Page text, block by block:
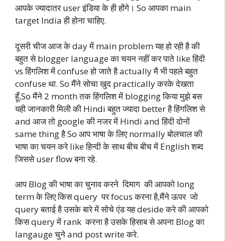
आपके ज्यादातर user इंडिया के ही होंगे। So आपका main
target India ही होना चाहिए.
दूसरी चीज आज के day में main problem यह हो रही है की
बहुत से blogger language का चयन नहीं कर पाते like हिंदी
vs हिंगलिश में confuse हो जाते है actually मै भी पहले बहुत
confuse था. So मैंने सोचा खुद practically करके देखता
हूँ,So मैंने 2 month तक हिंगलिश में blogging किया मुझे बस
यही जानकारी मिली की Hindi बहुत ज्यादा better है हिंगलिश से
and आज तो google की नजर में Hindi and हिंदी दोनों
same thing है So आप भाषा के लिए normally बोलचाल की
भाषा का चयन करे like हिन्दी के साथ बीच बीच में English शब्द
जिससे user flow बना रहे.
आप Blog की भाषा का चुनाव करने दिमाग की आपको long
term के लिए किस query पर focus करना है,मैंने ऊपर जो
query बताई है उसके बारे में सोचे एंड यह deside करे की आपको
किस query में rank करना है उसके हिसाब से अपना Blog का
langauge चुने and post write करे.